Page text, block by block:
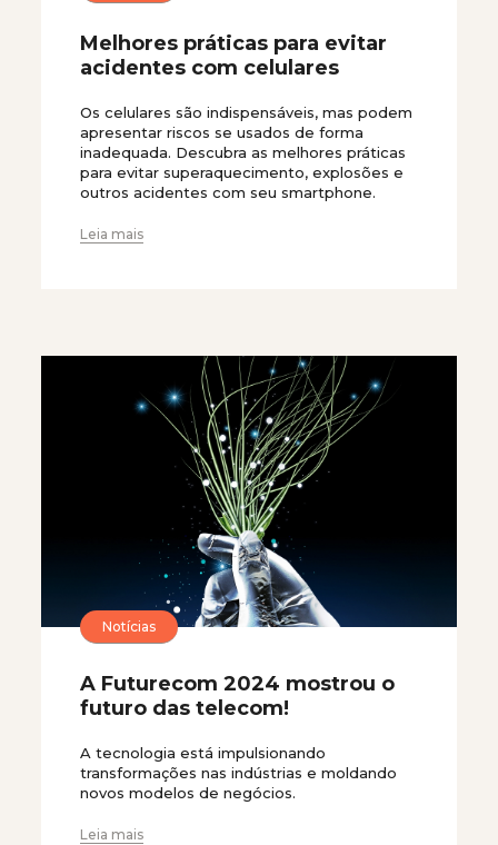
Melhores práticas para evitar
acidentes com celulares
Os celulares são indispensáveis, mas podem
apresentar riscos se usados de forma
inadequada. Descubra as melhores práticas
para evitar superaquecimento, explosões e
outros acidentes com seu smartphone.
Leia mais
Notícias
A Futurecom 2024 mostrou o
futuro das telecom!
A tecnologia está impulsionando
transformações nas indústrias e moldando
novos modelos de negócios.
Leia mais